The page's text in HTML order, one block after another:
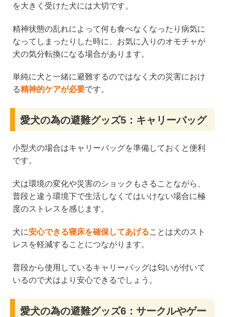
を大きく受けた犬には大切です。
精神状態の乱れによって何も食べなくなったり病気に
なってしまったりした時に、お気に入りのオモチャが
犬の気分転換になる場合があります。
単純に犬と一緒に避難するのではなく犬の災害におけ
る精神的ケアが必要です。
愛犬の為の避難グッズ5：キャリーバッグ
小型犬の場合はキャリーバッグを準備しておくと便利
です。
犬は環境の変化や災害のショックもさることながら、
普段と違う環境下で生活しなくてはいけない場合に極
度のストレスを感じます。
犬に安心できる寝床を確保してあげることは犬のスト
レスを軽減することにつながります。
普段から使用しているキャリーバッグは匂いが付いて
いるので犬はより安心できるでしょう。
愛犬の為の避難グッズ6：サークルやゲー